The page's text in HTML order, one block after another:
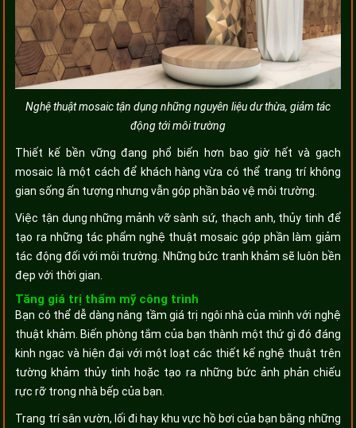
Nghệ thuật mosaic tận dụng những nguyên liệu dư thừa, giảm tác
động tới môi trường
Thiết kế bền vững đang phổ biến hơn bao giờ hết và gạch
mosaic là một cách để khách hàng vừa có thể trang trí không
gian sống ấn tượng nhưng vẫn góp phần bảo vệ môi trường.
Việc tận dụng những mảnh vỡ sành sứ, thạch anh, thủy tinh để
tạo ra những tác phẩm nghệ thuật mosaic góp phần làm giảm
tác động đối với môi trường. Những bức tranh khảm sẽ luôn bền
đẹp với thời gian.
Tăng giá trị thẩm mỹ công trình
Bạn có thể dễ dàng nâng tầm giá trị ngôi nhà của mình với nghệ
thuật khảm. Biến phòng tắm của bạn thành một thứ gì đó đáng
kinh ngạc và hiện đại với một loạt các thiết kế nghệ thuật trên
tường khảm thủy tinh hoặc tạo ra những bức ảnh phản chiếu
rực rỡ trong nhà bếp của bạn.
Trang trí sân vườn, lối đi hay khu vực hồ bơi của bạn bằng những